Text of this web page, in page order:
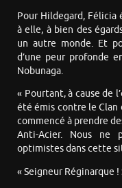
Pour Hildegard,
à elle, à bien des
un autre monde. Et
d’une peur profonde
Nobunaga.
« Pourtant, à cause de
été émis contre le Clan
commencé à prendre
Anti-Acier. Nous ne
optimistes dans cette
« Seigneur Réginarque